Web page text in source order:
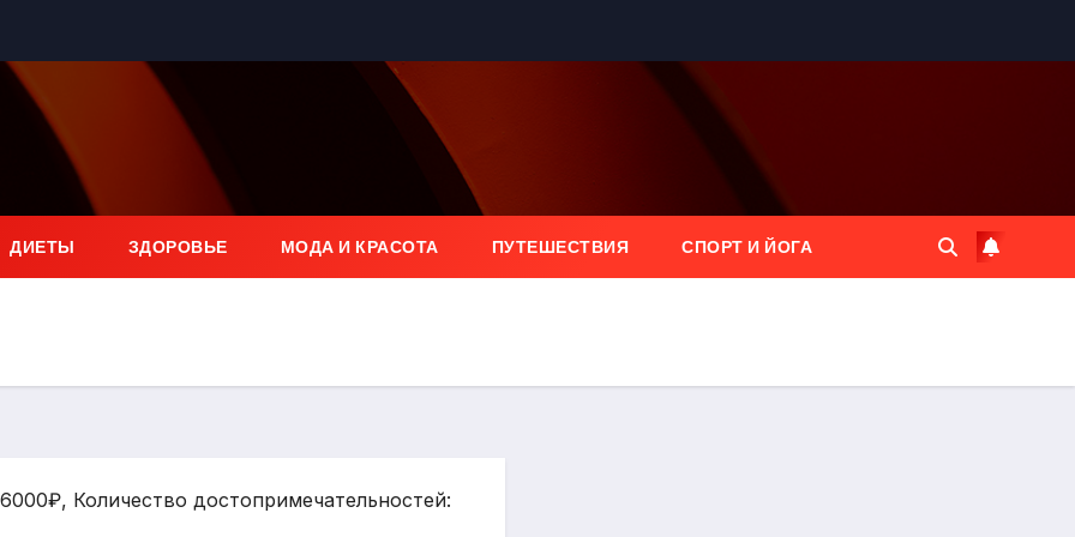
ДИЕТЫ ЗДОРОВЬЕ МОДА И КРАСОТА ПУТЕШЕСТВИЯ СПОРТ И ЙОГА
Количество достопримечательностей: